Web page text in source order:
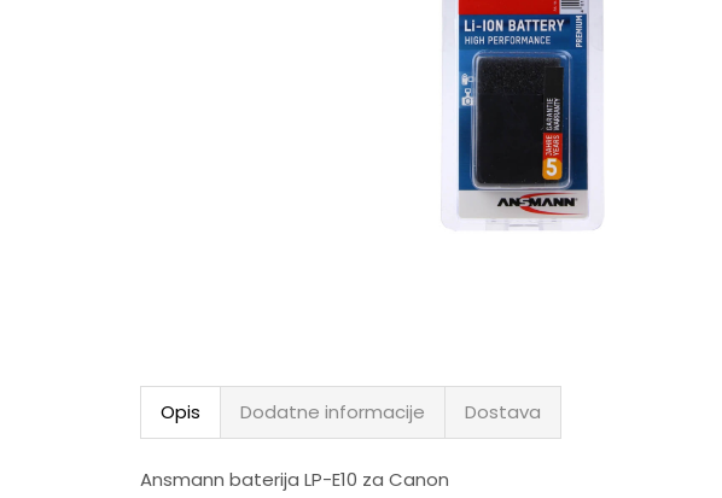
Opis Dodatne informacije Dostava
Ansmann baterija LP-E10 za Canon